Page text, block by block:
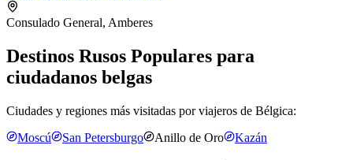
Consulado General, Amberes
Destinos Rusos Populares para
ciudadanos belgas
Ciudades y regiones más visitadas por viajeros de Bélgica:
Moscú
San Petersburgo Anillo de Oro Kazán